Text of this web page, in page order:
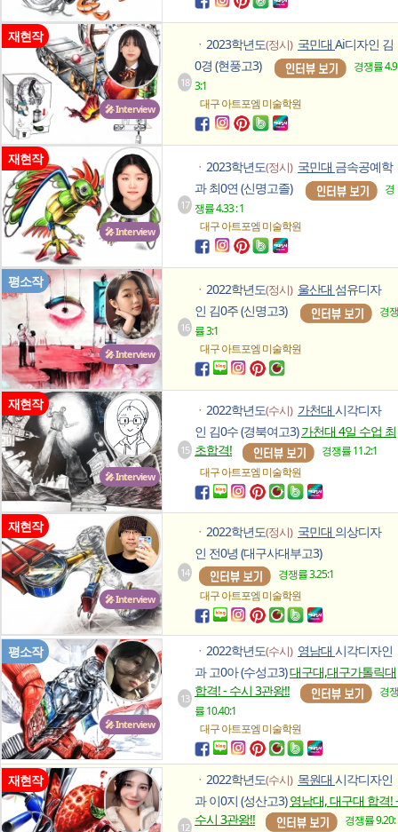
🎤 Interview
재현작
18
ㆍ 2023학년도(정시) 국민대 Ai디자인 김
0경 (현풍고3)
경쟁률 4.9
3:1
대구 아트포엠미술학원
🎤 Interview
재현작
17
ㆍ 2023학년도(정시) 국민대 금속공예학
과 최0연 (신명고졸)
경
쟁률 4.33 : 1
대구 아트포엠미술학원
🎤 Interview
평소작
16
ㆍ 2022학년도(정시) 울산대 섬유디자
인 김0주 (신명고3)
경쟁
률 3:1
대구 아트포엠미술학원
🎤 Interview
재현작
15
ㆍ 2022학년도(수시) 가천대 시각디자
인 김0수 (경북여고3)가천대 4일 수업 최
초합격!
경쟁률 11.2:1
대구 아트포엠미술학원
🎤 Interview
재현작
14
ㆍ 2022학년도(정시) 국민대 의상디자
인 전0녕 (대구사대부고3)
경쟁률 3.25:1
대구 아트포엠미술학원
🎤 Interview
평소작
13
ㆍ 2022학년도(수시) 영남대 시각디자인
과 고0아 (수성고3)대구대,대구가톨릭대
합격! - 수시 3관왕!!
경쟁
률 10.40:1
대구 아트포엠미술학원
재현작
12
ㆍ 2022학년도(수시) 목원대 시각디자인
과 이0지 (성산고3)영남대, 대구대 합격! -
수시 3관왕!!
경쟁률 9.20: